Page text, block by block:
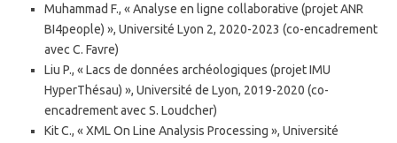
Muhammad F., « Analyse en ligne collaborative (projet ANR
BI4people) », Université Lyon 2, 2020-2023 (co-encadrement
avec C. Favre)
Liu P., « Lacs de données archéologiques (projet IMU
HyperThésau) », Université de Lyon, 2019-2020 (co-
encadrement avec S. Loudcher)
Kit C., « XML On Line Analysis Processing », Université